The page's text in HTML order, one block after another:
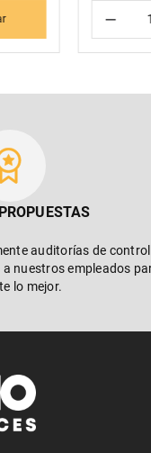
－
auditorías de
nuestros empleados
lo mejor.